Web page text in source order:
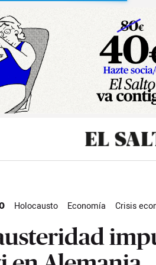
Holocausto Economía Crisis